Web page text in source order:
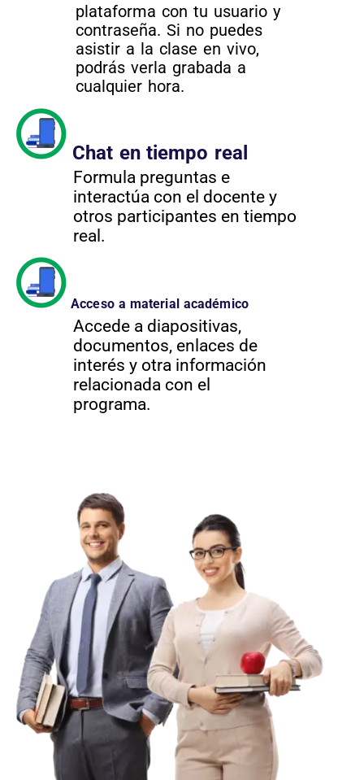
plataforma con tu usuario y
contraseña. Si no puedes
asistir a la clase en vivo,
podrás verla grabada a
cualquier hora.
Chat en tiempo real
Formula preguntas e
interactúa con el docente y
otros participantes en tiempo
real.
Acceso a material académico
Accede a diapositivas,
documentos, enlaces de
interés y otra información
relacionada con el
programa.